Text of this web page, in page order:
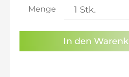
Sie haben die
Kenntnis genommen.
inkl. 21% MwSt.: 2.323,40 €
inkl. 22% MwSt.: 2.342,61 €
Menge
In den